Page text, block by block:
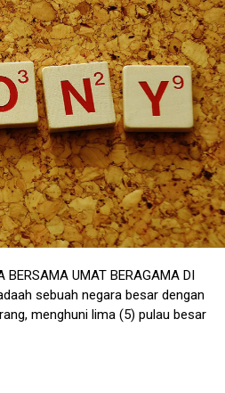
BERSAMA UMAT BERAGAMA DI
sebuah negara besar dengan
menghuni lima (5) pulau besar